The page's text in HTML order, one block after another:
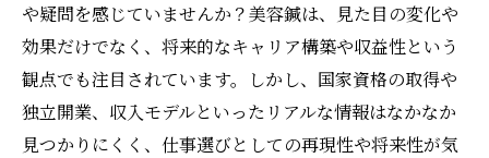
や疑問を感じていませんか？美容鍼は、見た目の変化や
効果だけでなく、将来的なキャリア構築や収益性という
観点でも注目されています。しかし、国家資格の取得や
独立開業、収入モデルといったリアルな情報はなかなか
見つかりにくく、仕事選びとしての再現性や将来性が気